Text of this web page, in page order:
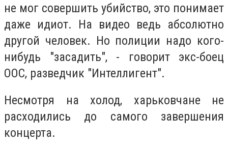
не мог совершить убийство, это понимает
даже идиот. На видео ведь абсолютно
другой человек. Но полиции надо кого-
нибудь "засадить", - говорит экс-боец
ООС, разведчик "Интеллигент".
Несмотря на холод, харьковчане не
расходились до самого завершения
концерта.